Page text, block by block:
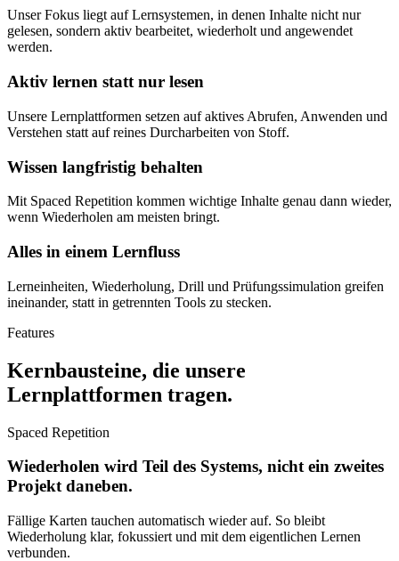
Unser Fokus liegt auf Lernsystemen, in denen Inhalte nicht nur
gelesen, sondern aktiv bearbeitet, wiederholt und angewendet
werden.
Aktiv lernen statt nur lesen
Unsere Lernplattformen setzen auf aktives Abrufen, Anwenden und
Verstehen statt auf reines Durcharbeiten von Stoff.
Wissen langfristig behalten
Mit Spaced Repetition kommen wichtige Inhalte genau dann wieder,
wenn Wiederholen am meisten bringt.
Alles in einem Lernfluss
Lerneinheiten, Wiederholung, Drill und Prüfungssimulation greifen
ineinander, statt in getrennten Tools zu stecken.
Features
Kernbausteine, die unsere
Lernplattformen tragen.
Spaced Repetition
Wiederholen wird Teil des Systems, nicht ein zweites
Projekt daneben.
Fällige Karten tauchen automatisch wieder auf. So bleibt
Wiederholung klar, fokussiert und mit dem eigentlichen Lernen
verbunden.